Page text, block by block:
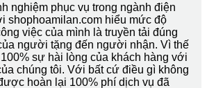
nghiệm phục vụ trong ngành điện
shophoamilan.com hiểu mức độ
việc của mình là truyền tải đúng
người tặng đến người nhận. Vì thế
sự hài lòng của khách hàng với
chúng tôi. Với bất cứ điều gì không
hoàn lại 100% phí dịch vụ đã